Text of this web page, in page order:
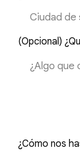
(Opcional)
¿Cómo nos